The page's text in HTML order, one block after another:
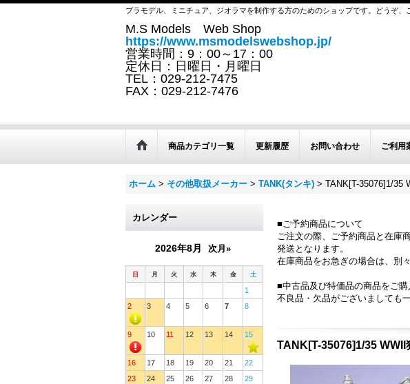
プラモデル、ミニチュア、ジオラマを制作する方のためのショップです。どうぞ、
M.S Models Web Shop
https://www.msmodelswebshop.jp/
営業時間：9：00～17：00
定休日：日曜日・月曜日
TEL：029-212-7475
FAX：029-212-7476
商品カテゴリ一覧 更新履歴 お問い合わせ ご利用
ホーム > その他取扱メーカー > TANK(タンキ) > TANK[T-35076]1/35
カレンダー
2026年8月 次月»
日 月 火 水 木 金 土
1
2
3 4 5 6 7 8
9 10 11 12 13 14 15
16 17 18 19 20 21
22
23
24 25 26 27 28 29
■ご予約商品について
ご注文の際、ご予約商品と在庫
発送となります。
在庫商品をお急ぎの場合は、別
■中古品及び特価品の商品をご
不良品・欠品がございましても
TANK[T-35076]1/35 WWII